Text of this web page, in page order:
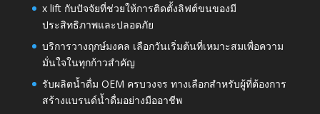
x lift กับปัจจัยที่ช่วยให้การติดตั้งลิฟต์ขนของมี
ประสิทธิภาพและปลอดภัย
บริการวางฤกษ์มงคล เลือกวันเริ่มต้นที่เหมาะสมเพื่อความ
มั่นใจในทุกก้าวสำคัญ
รับผลิตน้ำดื่ม OEM ครบวงจร ทางเลือกสำหรับผู้ที่ต้องการ
สร้างแบรนด์น้ำดื่มอย่างมืออาชีพ